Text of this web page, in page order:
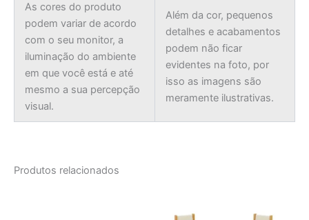
As cores do produto
podem variar de acordo
com o seu monitor, a
iluminação do ambiente
em que você está e até
mesmo a sua percepção
visual.
Além da cor, pequenos
detalhes e acabamentos
podem não ficar
evidentes na foto, por
isso as imagens são
meramente ilustrativas.
Produtos relacionados